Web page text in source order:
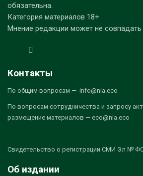
обязательна.
Категория материалов 18+
Мнение редакции может не
Контакты
По общим вопросам — info@nia.eco
По вопросам сотрудничества и запросу
размещение материалов — eco@nia.eco
Свидетельство о регистрации СМИ Эл №
Об издании